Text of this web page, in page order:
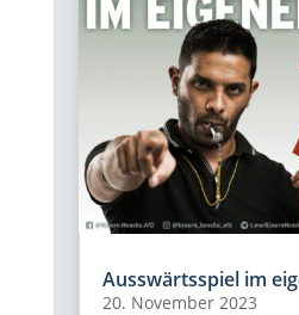
Ausswärtsspiel im
20. November 2023